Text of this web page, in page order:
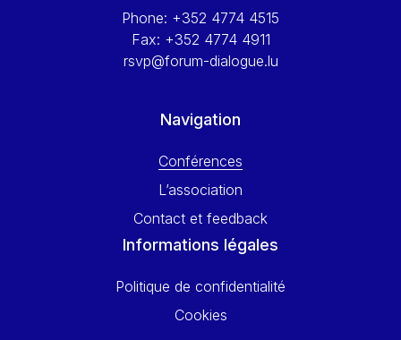
Yossi Beillin
Yves FRANCHET
Phone: +352 4774 4515
Fax: +352 4774 4911
rsvp@forum-dialogue.lu
Navigation
Conférences
L’association
Contact et feedback
Informations légales
Politique de confidentialité
Cookies